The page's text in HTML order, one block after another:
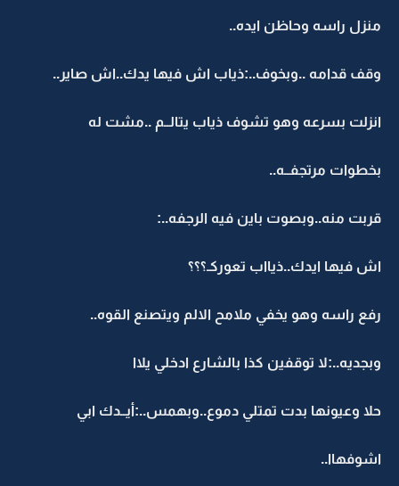
منزل راسه وحاظن ايده..
وقف قدامه ..وبخوف..:ذياب اش فيها يدك..اش صاير..
انزلت بسرعه وهو تشوف ذياب يتالــم ..مشت له
بخطوات مرتجفــه..
قربت منه..وبصوت باين فيه الرجفه..:
اش فيها ايدك..ذيااب تعوركـ؟؟؟
رفع راسه وهو يخفي ملامح الالم ويتصنع القوه..
وبجديه..:لا توقفين كذا بالشارع ادخلي يلاا
حلا وعيونها بدت تمتلي دموع..وبهمس..:أيــدك ابي
اشوفهاا..